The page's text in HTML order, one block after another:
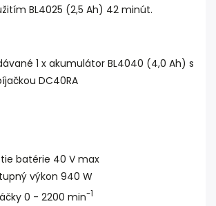
BL4025 (2,5 Ah) 42 minút.
1 x akumulátor BL4040 (4,0 Ah) s
DC40RA
batérie 40 V max
výkon 940 W
0 - 2200 min-1